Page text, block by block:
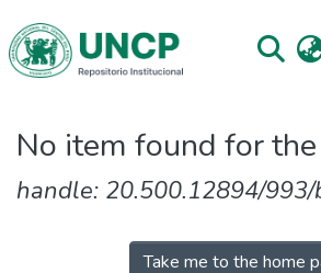
Repositorio
Estadisticas
No item found for
handle: 20.500.12894/
Take me to the home